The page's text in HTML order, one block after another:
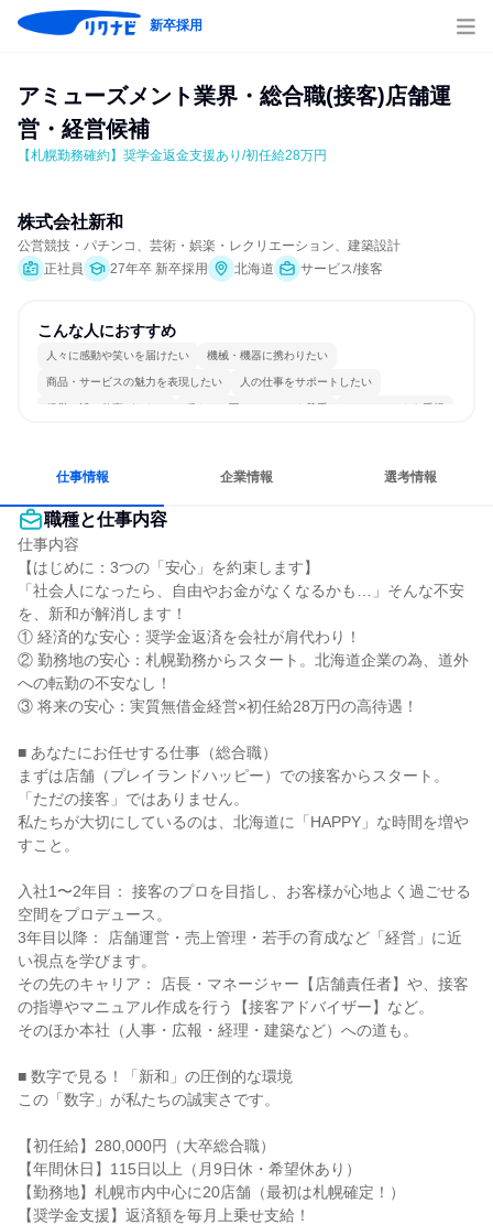
新卒採用
アミューズメント業界・総合職(接客)店舗運
営・経営候補
【札幌勤務確約】奨学金返金支援あり/初任給28万円
株式会社新和
公営競技・パチンコ、芸術・娯楽・レクリエーション、建築設計
正社員
27年卒 新卒採用 北海道 サービス/接客
こんな人におすすめ
人々に感動や笑いを届けたい 機械・機器に携わりたい
商品・サービスの魅力を表現したい 人の仕事をサポートしたい
経営に近い仕事がしたい 穏やかで互いのペースを尊重 チームワークを重視
仕事情報 企業情報 選考情報
職種と仕事内容
仕事内容
【はじめに：3つの「安心」を約束します】
「社会人になったら、自由やお金がなくなるかも…」そんな不安
を、新和が解消します！
① 経済的な安心：奨学金返済を会社が肩代わり！
② 勤務地の安心：札幌勤務からスタート。北海道企業の為、道外
への転勤の不安なし！
③ 将来の安心：実質無借金経営×初任給28万円の高待遇！
■ あなたにお任せする仕事（総合職）
まずは店舗（プレイランドハッピー）での接客からスタート。
「ただの接客」ではありません。
私たちが大切にしているのは、北海道に「HAPPY」な時間を増や
すこと。
入社1〜2年目： 接客のプロを目指し、お客様が心地よく過ごせる
空間をプロデュース。
3年目以降： 店舗運営・売上管理・若手の育成など「経営」に近
い視点を学びます。
その先のキャリア： 店長・マネージャー【店舗責任者】や、接客
の指導やマニュアル作成を行う【接客アドバイザー】など。
そのほか本社（人事・広報・経理・建築など）への道も。
■ 数字で見る！「新和」の圧倒的な環境
この「数字」が私たちの誠実さです。
【初任給】280,000円（大卒総合職）
【年間休日】115日以上（月9日休・希望休あり）
【勤務地】札幌市内中心に20店舗（最初は札幌確定！）
【奨学金支援】返済額を毎月上乗せ支給！